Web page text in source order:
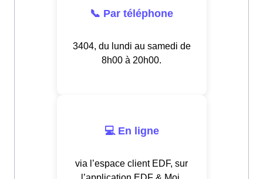
📞 Par téléphone
3404, du lundi au samedi de
8h00 à 20h00.
💻 En ligne
via l’espace client EDF, sur